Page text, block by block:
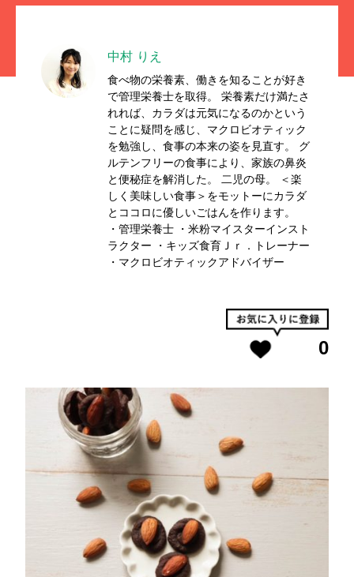
中村 りえ
食べ物の栄養素、働きを知ることが好き
で管理栄養士を取得。 栄養素だけ満たさ
れれば、カラダは元気になるのかという
ことに疑問を感じ、マクロビオティック
を勉強し、食事の本来の姿を見直す。 グ
ルテンフリーの食事により、家族の鼻炎
と便秘症を解消した。 二児の母。 ＜楽
しく美味しい食事＞をモットーにカラダ
とココロに優しいごはんを作ります。
・管理栄養士 ・米粉マイスターインスト
ラクター ・キッズ食育Ｊｒ．トレーナー
・マクロビオティックアドバイザー
0